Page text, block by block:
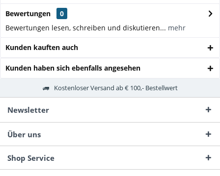
Bewertungen
0
Bewertungen lesen, schreiben und diskutieren... mehr
Kunden kauften auch
Kunden haben sich ebenfalls angesehen
Kostenloser Versand ab € 100,- Bestellwert
Newsletter
Über uns
Shop Service